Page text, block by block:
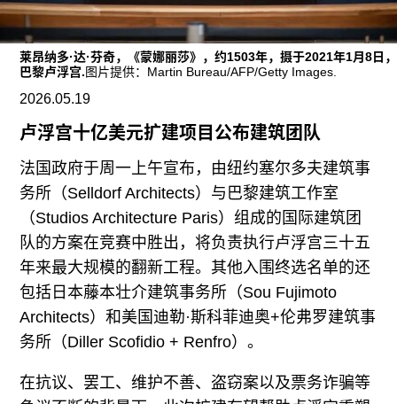
订阅
往期内容
联系我们
关注我们
莱昂纳多·达·芬奇，《蒙娜丽莎》，约1503年，摄于2021年1月8日，
巴黎卢浮宫.图片提供：Martin Bureau/AFP/Getty Images.
2026.05.19
卢浮宫十亿美元扩建项目公布建筑团队
法国政府于周一上午宣布，由纽约塞尔多夫建筑事
务所（Selldorf Architects）与巴黎建筑工作室
（Studios Architecture Paris）组成的国际建筑团
队的方案在竞赛中胜出，将负责执行卢浮宫三十五
年来最大规模的翻新工程。其他入围终选名单的还
包括日本藤本壮介建筑事务所（Sou Fujimoto
Architects）和美国迪勒·斯科菲迪奥+伦弗罗建筑事
务所（Diller Scofidio + Renfro）。
在抗议、罢工、维护不善、盗窃案以及票务诈骗等